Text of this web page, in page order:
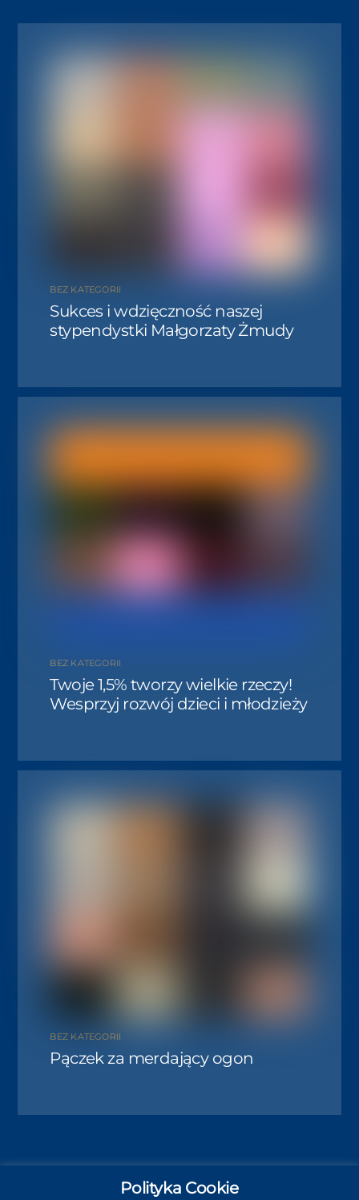
BEZ KATEGORII
Sukces i wdzięczność naszej
stypendystki Małgorzaty Żmudy
BEZ KATEGORII
Twoje 1,5% tworzy wielkie rzeczy!
Wesprzyj rozwój dzieci i młodzieży
BEZ KATEGORII
Pączek za merdający ogon
Polityka Cookie